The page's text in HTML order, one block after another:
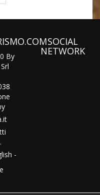
By
.it
-
SOCIAL
NETWORK